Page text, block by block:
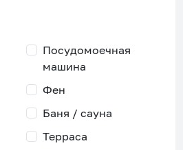
Посудомоечная
машина
Фен
Баня / сауна
Терраса